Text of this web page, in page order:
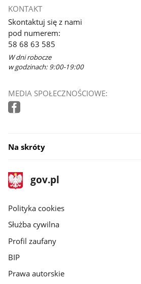
KONTAKT
Skontaktuj się z nami
pod numerem:
58 68 63 585
W dni robocze
w godzinach: 9:00-19:00
MEDIA SPOŁECZNOŚCIOWE:
Na skróty
stopka
gov.pl
Strona
gov.pl
gov.pl
Polityka cookies
Służba cywilna
Profil zaufany
BIP
Prawa autorskie